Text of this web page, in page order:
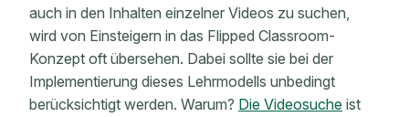
auch in den Inhalten einzelner Videos zu suchen,
wird von Einsteigern in das Flipped Classroom-
Konzept oft übersehen. Dabei sollte sie bei der
Implementierung dieses Lehrmodells unbedingt
berücksichtigt werden. Warum? Die Videosuche ist